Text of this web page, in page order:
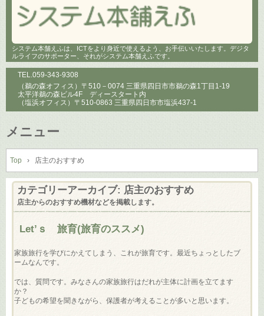
システム本舗えふは、ICTをより身近で使えるよう、お手伝いいたします。デジタ
ルライフのサポーター、それがシステム本舗えふです。
TEL.059-343-9308
（鵜の森オフィス）〒510－0074 三重県四日市市鵜の森1丁目1-19
太平洋鵜の森ビル4F ディースタート内
（塩浜オフィス）〒510-0863 三重県四日市市塩浜437-1
メニュー
コ
ン
テ
ン
へ
Top › 店主のおすすめ
カテゴリーアーカイブ: 店主のおすすめ
店主からのおすすめ機材などを掲載します。
Let’ｓ 旅育(旅育のススメ)
家族旅行を学びにかえてしまう、これが旅育です。最近ちょっとしたブ
ームなんです。
では、質問です。みなさんの家族旅行はだれが主体に計画を立てます
か？
子どもの希望を聞きながら、保護者が考えることが多いと思います。